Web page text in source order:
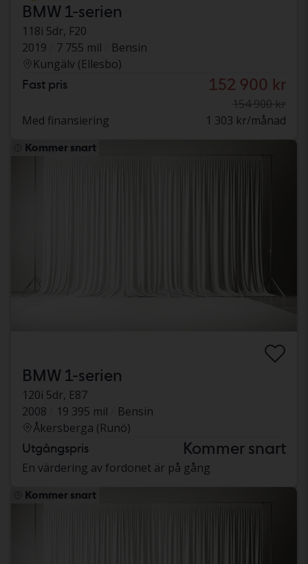
BMW 1-serien
118i 5dr, F20
2019
7 755 mil
Bensin
Kungälv (Ellesbo)
Fast pris 152 900 kr
154 900 kr
Med finansiering
1 303 kr/månad
Kommer snart
BMW 1-serien
120i 5dr, E87
2008
19 395 mil
Bensin
Åkersberga (Runö)
Utgångspris Kommer snart
En värdering av fordonet är på gång
Kommer snart